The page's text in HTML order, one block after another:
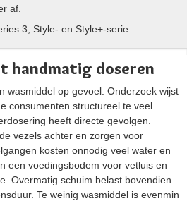
af.
3, Style- en Style+-serie.
handmatig doseren
wasmiddel op gevoel. Onderzoek wijst
consumenten structureel te veel
heeft directe gevolgen.
vezels achter en zorgen voor
kosten onnodig veel water en
een voedingsbodem voor vetluis en
Overmatig schuim belast bovendien
Te weinig wasmiddel is evenmin